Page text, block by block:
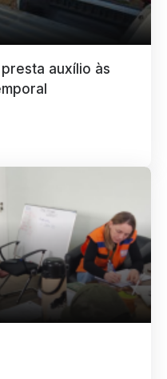
auxílio às